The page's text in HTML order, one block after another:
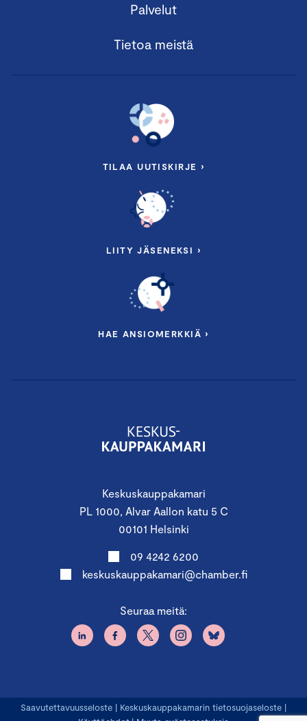
Keskuskauppakamari
PL 1000, Alvar Aallon katu 5 C
00101 Helsinki
09 4242 6200
keskuskauppakamari@chamber.fi
Seuraa meitä:
Palvelut
Tietoa meistä
TILAA UUTISKIRJE ›
LIITY JÄSENEKSI ›
HAE ANSIOMERKKIÄ ›
Saavutettavuusseloste | Keskuskauppakamarin tietosuojaseloste |